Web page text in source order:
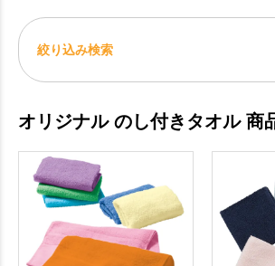
絞り込み検索
オリジナル のし付きタオル 商